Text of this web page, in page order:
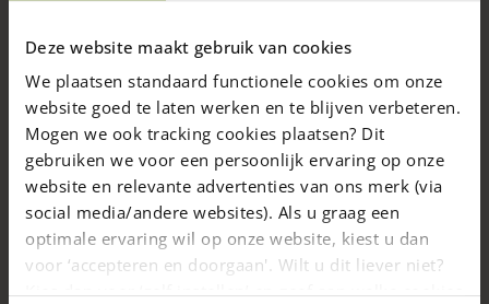
Deze website maakt gebruik van cookies
We plaatsen standaard functionele cookies om onze
website goed te laten werken en te blijven verbeteren.
Mogen we ook tracking cookies plaatsen? Dit
gebruiken we voor een persoonlijk ervaring op onze
website en relevante advertenties van ons merk (via
social media/andere websites). Als u graag een
optimale ervaring wil op onze website, kiest u dan
voor ‘accepteren en doorgaan'. Wilt u dit liever niet?
Kies dan voor ‘zelf instellen’ en geef aan welke cookies
Blogs
Kastanje schapenhek bij vakantiehuisje
duurzaam, veilig en stijlvol uw recreatieperceel omheinen
4 min. leestijd 30 juni 2026